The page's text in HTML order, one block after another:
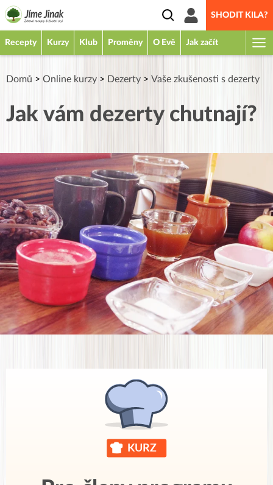
SHODIT KILA?
Recepty Kurzy Klub Proměny O Evě Jak začít
Domů > Online kurzy > Dezerty > Vaše zkušenosti s dezerty
Jak vám dezerty chutnají?